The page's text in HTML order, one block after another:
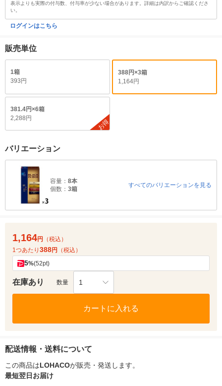
表示よりも実際の付与数、付与率が少ない場合があります。詳細は内訳からご確認くださ
い。
ログインはこちら
販売単位
1箱
393円
388円×3箱
1,164円
381.4円×6箱
2,288円
お得
バリエーション
容量： 8本
個数： 3箱
すべてのバリエーションを見る
1,164円
（税込）
1つあたり 388円 （税込）
5%(52pt)
在庫あり 数量 1
カートに入れる
配送情報・送料について
この商品はLOHACOが販売・発送します。
最短翌日お届け